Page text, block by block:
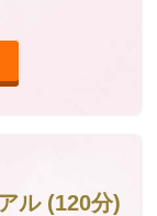
ル (120分)